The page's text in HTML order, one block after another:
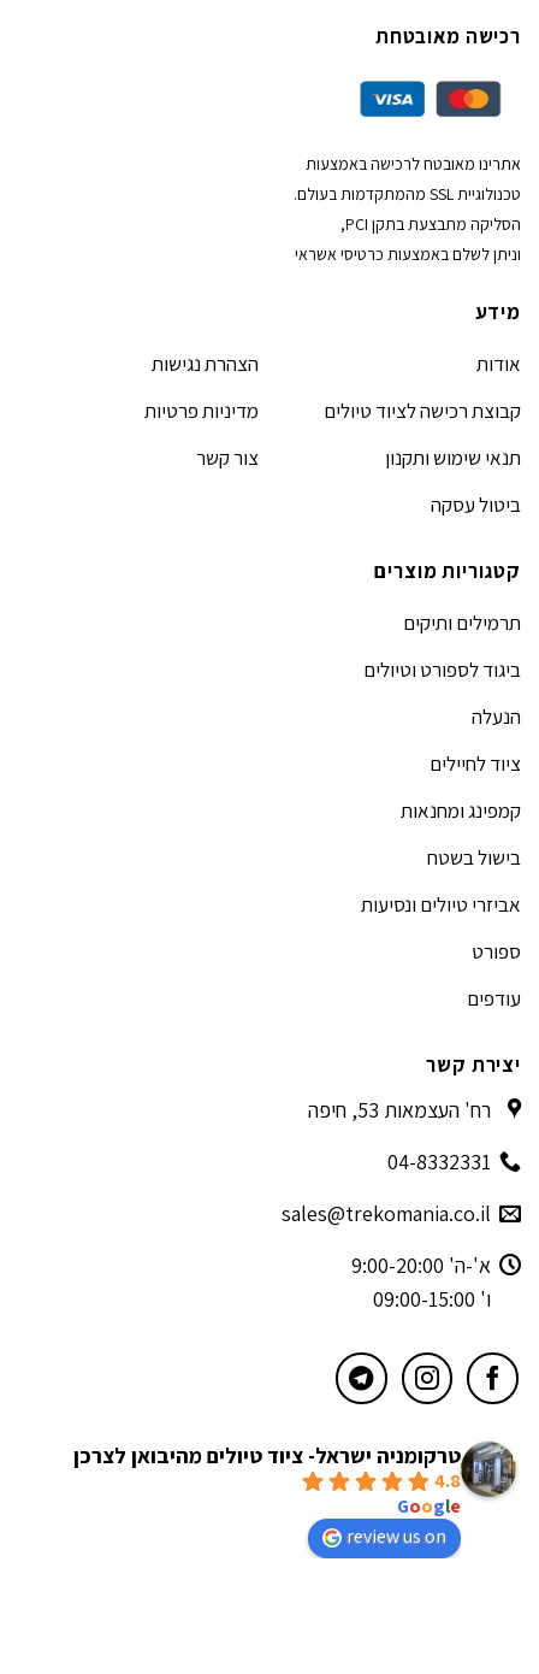
רכישה מאובטחת
אתרינו מאובטח לרכישה באמצעות
טכנולוגיית SSL מהמתקדמות בעולם.
הסליקה מתבצעת בתקן PCI,
וניתן לשלם באמצעות כרטיסי אשראי
מידע
אודות
קבוצת רכישה לציוד טיולים
תנאי שימוש ותקנון
ביטול עסקה
הצהרת נגישות
מדיניות פרטיות
צור קשר
קטגוריות מוצרים
תרמילים ותיקים
ביגוד לספורט וטיולים
הנעלה
ציוד לחיילים
קמפינג ומחנאות
בישול בשטח
אביזרי טיולים ונסיעות
ספורט
עודפים
יצירת קשר
רח' העצמאות 53, חיפה
04-8332331
sales@trekomania.co.il
א'-ה' 9:00-20:00
ו' 09:00-15:00
טרקומניה ישראל- ציוד טיולים מהיבואן לצרכן
4.8
Google
review us on